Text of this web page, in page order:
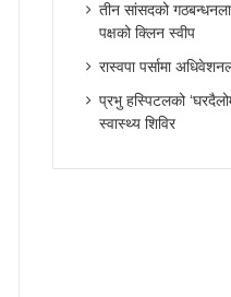
तीन सांसदको
पक्षको क्लिन स्वीप
रास्वपा पर्सामा
प्रभु हस्पिटलको
स्वास्थ्य शिविर